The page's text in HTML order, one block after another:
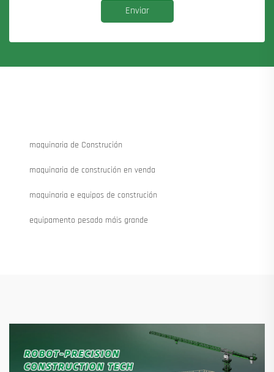
Enviar
maquinaria de Construción
maquinaria de construción en venda
maquinaria e equipos de construción
equipamento pesado máis grande